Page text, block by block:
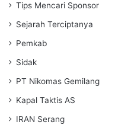
Tips Mencari Sponsor
Sejarah Terciptanya
Pemkab
Sidak
PT Nikomas Gemilang
Kapal Taktis AS
IRAN Serang